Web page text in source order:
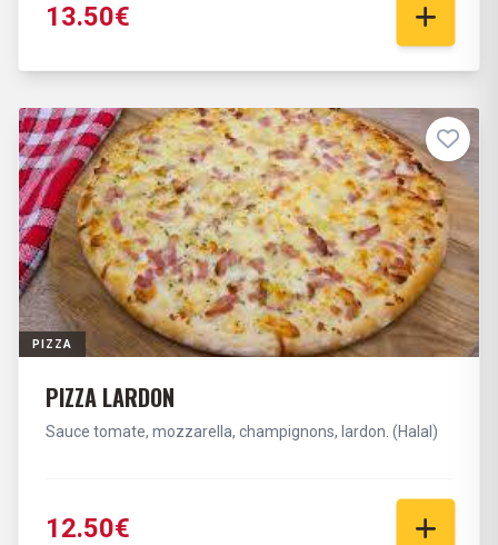
13.50€
PIZZA
PIZZA LARDON
Sauce tomate, mozzarella, champignons, lardon. (Halal)
12.50€